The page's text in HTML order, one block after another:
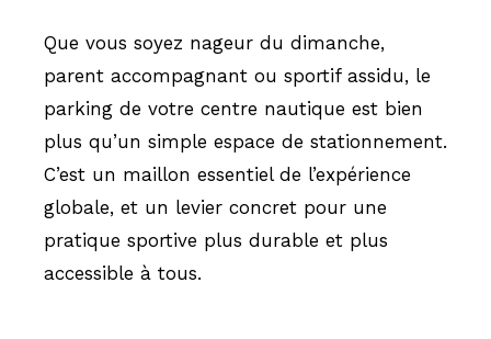
Que vous soyez nageur du dimanche,
parent accompagnant ou sportif assidu, le
parking de votre centre nautique est bien
plus qu’un simple espace de stationnement.
C’est un maillon essentiel de l’expérience
globale, et un levier concret pour une
pratique sportive plus durable et plus
accessible à tous.